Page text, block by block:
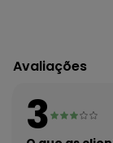
Modelagem:
Comprimento da
Comprimento:
Forro: Não
Avaliações
3